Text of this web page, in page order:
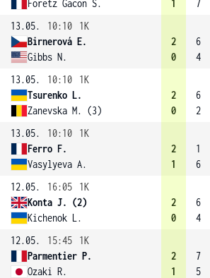
Foretz Gacon S. 1 7
13.05.
10:10
1K
Birnerová E.
Gibbs N.
2
0
6
4
13.05.
10:10
1K
Tsurenko L.
Zanevska M. (3)
2
0
6
2
13.05.
10:10
1K
Ferro F.
Vasylyeva A.
2
1
1
6
12.05.
16:05
1K
Konta J. (2)
Kichenok L.
2
0
6
4
12.05.
15:45
1K
Parmentier P.
Ozaki R.
2
1
7
5